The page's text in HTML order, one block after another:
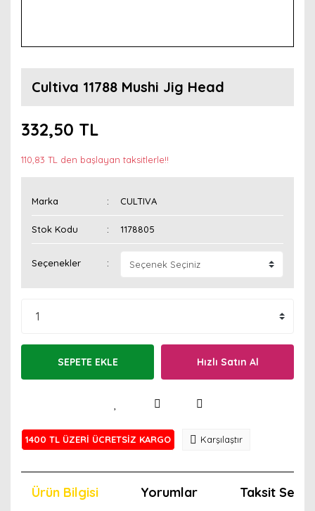
Cultiva 11788 Mushi Jig Head
332,50 TL
110,83 TL den başlayan taksitlerle!!
Marka CULTIVA
Stok Kodu 1178805
Seçenekler
SEPETE EKLE Hızlı Satın Al
1400 TL ÜZERİ ÜCRETSİZ KARGO Karşılaştır
Ürün Bilgisi Yorumlar Taksit